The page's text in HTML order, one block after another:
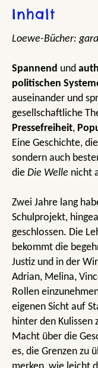
Inhalt
Loewe-Bücher:
Spannend und
politischen
auseinander und
gesellschaftliche
Pressefreiheit,
Eine Geschichte,
sondern auch
die Die Welle nicht
Zwei Jahre lang
Schulprojekt,
geschlossen. Die
bekommt die
Justiz und in der
Adrian, Melina,
Rollen
eigenen Sicht auf
hinter den Kulissen
Macht über die
es, die Grenzen zu